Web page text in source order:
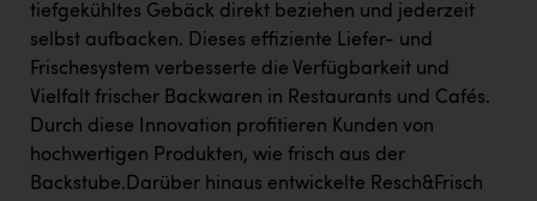
tiefgekühltes Gebäck direkt beziehen und jederzeit
selbst aufbacken. Dieses effiziente Liefer- und
Frischesystem verbesserte die Verfügbarkeit und
Vielfalt frischer Backwaren in Restaurants und Cafés.
Durch diese Innovation profitieren Kunden von
hochwertigen Produkten, wie frisch aus der
Backstube.Darüber hinaus entwickelte Resch&Frisch